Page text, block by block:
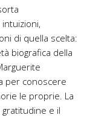
di quella scelta:
biografica della
per conoscere
le proprie. La
e il